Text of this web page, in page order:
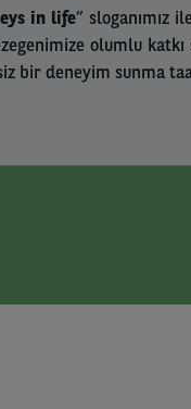
in life” sloganımız
olumlu
bir deneyim sunma